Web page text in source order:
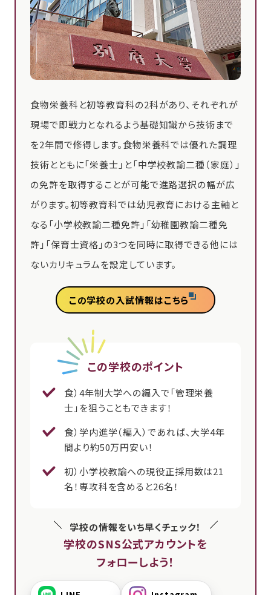
食物栄養科と初等教育科の2科があり、それぞれが
現場で即戦力となれるよう基礎知識から技術まで
を2年間で修得します。食物栄養科では優れた調理
技術とともに「栄養士」と「中学校教諭二種（家庭）」
の免許を取得することが可能で進路選択の幅が広
がります。初等教育科では幼児教育における主軸と
なる「小学校教諭二種免許」「幼稚園教諭二種免
許」「保育士資格」の3つを同時に取得できる他には
ないカリキュラムを設定しています。
この学校の入試情報はこちら
この学校のポイント
食）4年制大学への編入で「管理栄養
士」を狙うこともできます！
食）学内進学（編入）であれば、大学4年
間より約50万円安い！
初）小学校教諭への現役正採用数は21
名！専攻科を含めると26名！
学校の情報をいち早くチェック！
学校のSNS公式アカウントを
フォローしよう！